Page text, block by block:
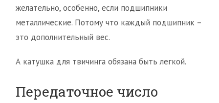
желательно, особенно, если подшипники
металлические. Потому что каждый подшипник –
это дополнительный вес.
А катушка для твичинга обязана быть легкой.
Передаточное число